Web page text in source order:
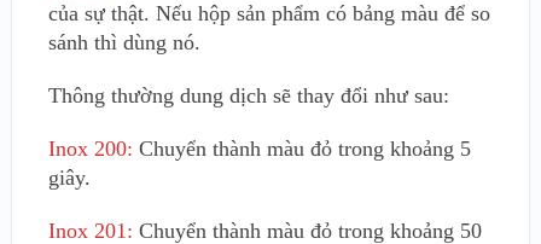
của sự thật. Nếu hộp sản phẩm có bảng màu để so
sánh thì dùng nó.
Thông thường dung dịch sẽ thay đổi như sau:
Inox 200: Chuyển thành màu đỏ trong khoảng 5
giây.
Inox 201: Chuyển thành màu đỏ trong khoảng 50